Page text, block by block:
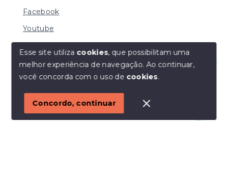
Olá! Estamos disponíveis para te ajudar.
Facebook
Youtube
© Copyright 2026 - I URBE CONSULTORIA
IMOBILIÁRIA | CRECI 33.934 J - Todos os direitos
SITE PARA IMOBILIARIA
Esse site utiliza cookies, que possibilitam uma
melhor experiência de navegação.Ao continuar,
você concorda com o uso de cookies.
Concordo, continuar